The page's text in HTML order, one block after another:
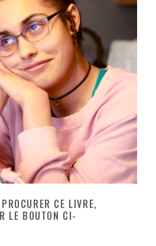
CE LIVRE,
LE BOUTON CI-